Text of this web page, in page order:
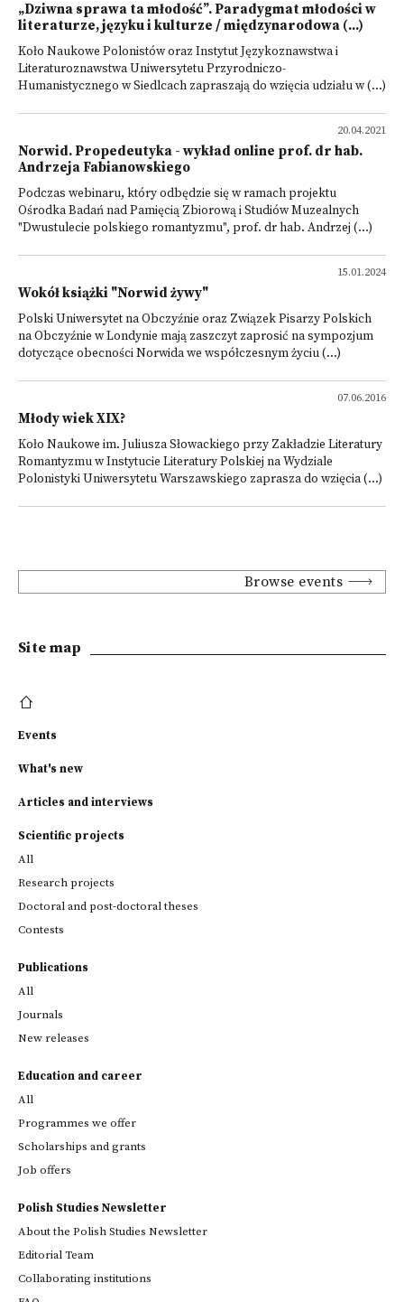
„Dziwna sprawa ta młodość”. Paradygmat młodości w
literaturze, języku i kulturze / międzynarodowa (...)
Koło Naukowe Polonistów oraz Instytut Językoznawstwa i
Literaturoznawstwa Uniwersytetu Przyrodniczo-
Humanistycznego w Siedlcach zapraszają do wzięcia udziału w (...)
20.04.2021
Norwid. Propedeutyka - wykład online prof. dr hab.
Andrzeja Fabianowskiego
Podczas webinaru, który odbędzie się w ramach projektu
Ośrodka Badań nad Pamięcią Zbiorową i Studiów Muzealnych
"Dwustulecie polskiego romantyzmu", prof. dr hab. Andrzej (...)
15.01.2024
Wokół książki "Norwid żywy"
Polski Uniwersytet na Obczyźnie oraz Związek Pisarzy Polskich
na Obczyźnie w Londynie mają zaszczyt zaprosić na sympozjum
dotyczące obecności Norwida we współczesnym życiu (...)
07.06.2016
Młody wiek XIX?
Koło Naukowe im. Juliusza Słowackiego przy Zakładzie Literatury
Romantyzmu w Instytucie Literatury Polskiej na Wydziale
Polonistyki Uniwersytetu Warszawskiego zaprasza do wzięcia (...)
Browse events
Site map
Events
What's new
Articles and interviews
Scientific projects
All
Research projects
Doctoral and post-doctoral theses
Contests
Publications
All
Journals
New releases
Education and career
All
Programmes we offer
Scholarships and grants
Job offers
Polish Studies Newsletter
About the Polish Studies Newsletter
Editorial Team
Collaborating institutions